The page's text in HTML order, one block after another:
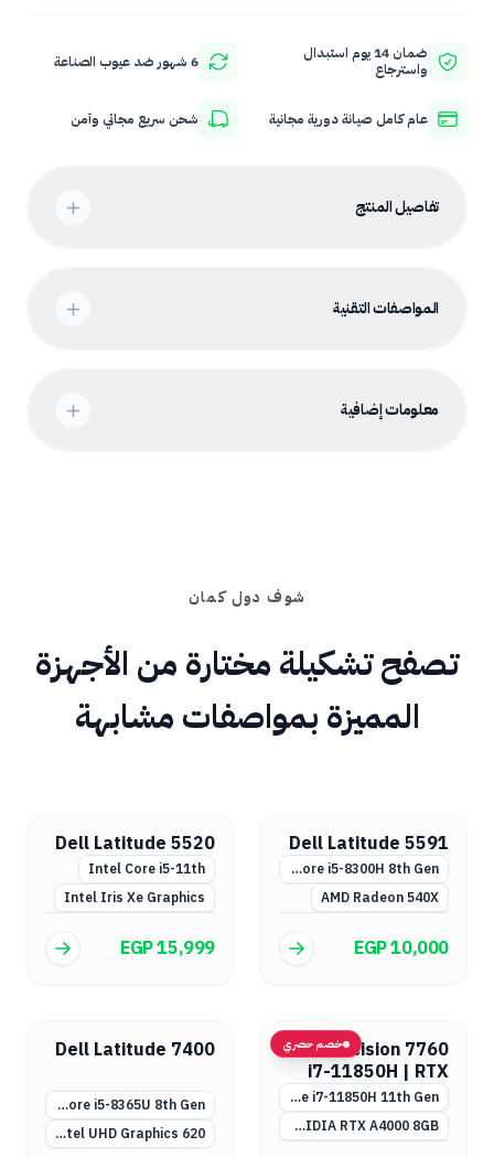
ضمان 14 يوم استبدال
واسترجاع
6 شهور ضد عيوب الصناعة
عام كامل صيانة دورية مجانية شحن سريع مجاني وآمن
تفاصيل المنتج
المواصفات التقنية
معلومات إضافية
شوف دول كمان
تصفح تشكيلة مختارة من الأجهزة
المميزة بمواصفات مشابهة
Dell Latitude 5591
Intel Core i5-8300H 8th Gen
AMD Radeon 540X
EGP 10,000
Dell Latitude 5520
Intel Core i5-11th
Intel Iris Xe Graphics
EGP 15,999
خصم حصري
Dell Precision 7760
i7-11850H | RTX
A4000 & A3000
Intel Core i7-11850H 11th Gen
NVIDIA RTX A4000 8GB أو RTX A3000 (اختياري)
Dell Latitude 7400
Intel Core i5-8365U 8th Gen
Intel UHD Graphics 620